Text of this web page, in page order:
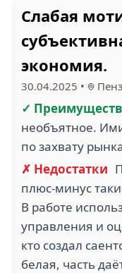
Слабая
экономия.
30.04.2025 •
✓
необъятное.
по захвату
✗ Недостатки
плюс-минус
В работе
управления и
кто создал
белая, часть